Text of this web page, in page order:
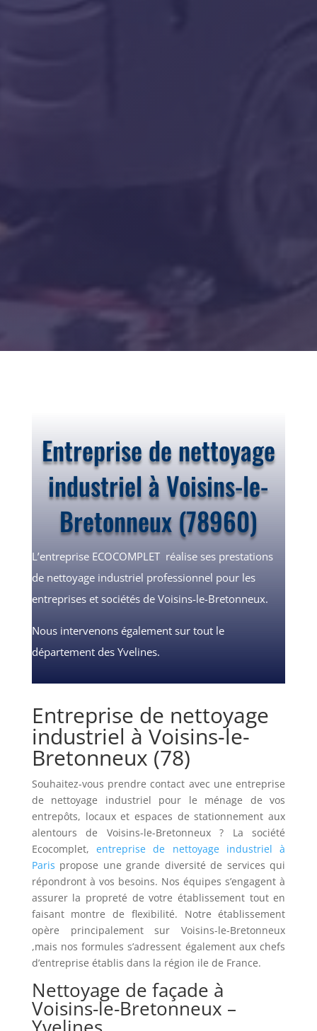
Entreprise de nettoyage
industriel à Voisins-le-
Bretonneux (78960)
L’entreprise ECOCOMPLET réalise ses prestations
de nettoyage industriel professionnel pour les
entreprises et sociétés de Voisins-le-Bretonneux.
Nous intervenons également sur tout le
département des Yvelines.
Entreprise de nettoyage
industriel à Voisins-le-
Bretonneux (78)
Souhaitez-vous prendre contact avec une entreprise
de nettoyage industriel pour le ménage de vos
entrepôts, locaux et espaces de stationnement aux
alentours de Voisins-le-Bretonneux ? La société
Ecocomplet,entreprise de nettoyage industriel à
Paris propose une grande diversité de services qui
répondront à vos besoins. Nos équipes s’engagent à
assurer la propreté de votre établissement tout en
faisant montre de flexibilité. Notre établissement
opère principalement sur Voisins-le-Bretonneux
,mais nos formules s’adressent également aux chefs
d’entreprise établis dans la région ile de France.
Nettoyage de façade à
Voisins-le-Bretonneux –